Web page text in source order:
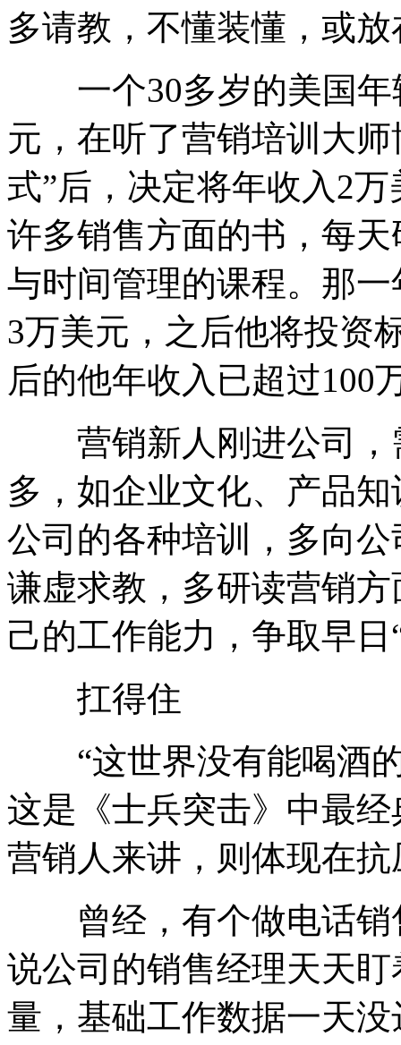
多请教，不懂装懂，或
一个30多岁的美国年
元，在听了营销培训大师
式”后，决定将年收入2
许多销售方面的书，每
与时间管理的课程。那
3万美元，之后他将投资
后的他年收入已超过100
营销新人刚进公司，
多，如企业文化、产品
公司的各种培训，多向
谦虚求教，多研读营销
己的工作能力，争取早日
扛得住
“这世界没有能喝酒的
这是《士兵突击》中最
营销人来讲，则体现在
曾经，有个做电话销
说公司的销售经理天天
量，基础工作数据一天